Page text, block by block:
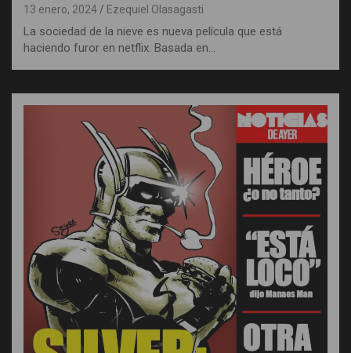
13 enero, 2024 Ezequiel Olasagasti
La sociedad de la nieve es nueva película que está
haciendo furor en netflix. Basada en…